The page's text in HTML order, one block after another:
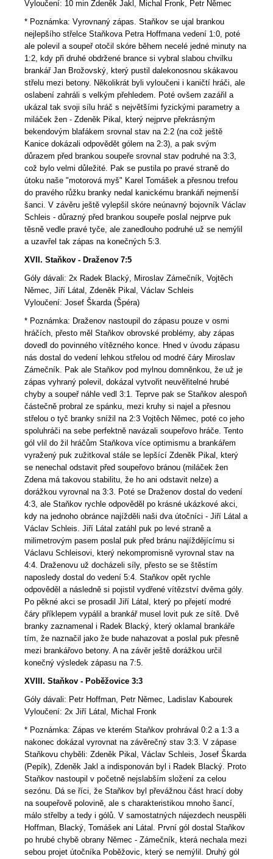
Vyloučení: 10 min Zdeněk Jakl, Michal Fronk, Petr Němec
* Poznámka: Vyrovnaný zápas. Staňkov se ujal brankou
nejlepšího střelce Staňkova Petra Hoffmana vedení 1:0, poté
ale polevil a soupeř otočil skóre během necelé jedné minuty na
1:2, kdy při druhé obdržené brance si vybral slabou chvilku
brankář Jan Brožovský, který pustil dalekonosnou skákavou
střelu mezi betony. Několikrát byli vyloučeni i kaničtí hráči, ale
oslabení zahráli s velkým přehledem. Poté ovšem zazářil a
ukázal tak svoji sílu hráč s největšími fyzickými parametry a
miláček žen - Zdeněk Pikal, který nejprve překrásným
bekendovým blafákem srovnal stav na 2:2 (na což ještě
Kanice dokázali odpovědět gólem na 2:3), a pak svým
důrazem před brankou soupeře srovnal stav podruhé na 3:3,
což bylo velmi důležité. Pak se pustila po pravé straně do
útoku naše "motorová myš" Karel Tomášek a přesnou trefou
do pravého růžku branky nedal kanickému brankáři nejmenší
šanci. V závěru ještě vylepšil skóre neúnavný bojovník Václav
Schleis - důrazný před brankou soupeře poslal nejprve puk
těsně vedle pravé tyče, ale zanedlouho podruhé už se nemýlil
a uzavřel tak zápas na konečných 5:3.
XVII. Staňkov - Draženov 7:5
Góly dávali: 2x Radek Blacký, Miroslav Zámečník, Vojtěch
Němec, Jiří Látal, Zdeněk Pikal, Václav Schleis
Vyloučení: Josef Škarda (Špéra)
* Poznámka: Draženov nastoupil do zápasu pouze v osmi
hráčích, přesto měl Staňkov obrovské problémy, aby zápas
dovedl do povinného vítězného konce. Hned v úvodu zápasu
nás dostal do vedení lehkou střelou od modré čáry Miroslav
Zámečník. Pak ale Staňkov pod mylnou domněnkou, že už je
zápas vyhraný polevil, dokázal vytvořit neuvěřitelné hrubé
chyby a soupeř náhle vedl 3:1. Teprve pak se Staňkov alespoň
částečně probral ze spánku, mezi kruhy si najel a přesnou
střelou o tyč branky snížil na 2:3 Vojtěch Němec, poté co jeho
spoluhráči na sebe perfektně navázali soupeřovo hráče. Tento
gól vlil do žil hráčům Staňkova více optimismu a brankářem
vyražený puk zužitkoval stále se lepšící Zdeněk Pikal, který
se nenechal odstavit před soupeřovo bránou (miláček žen
Zdena má takovou stabilitu, že ho ani odstavit nelze) a
dorážkou vyrovnal na 3:3. Poté se Draženov dostal do vedení
4:3, ale Staňkov rychle odpověděl po krásné ukázkové akci,
kdy na jednoho obránce najížděli naši dva útočníci - Jiří Látal a
Václav Schleis. Jiří Látal zatáhl puk po levé straně a
milimetrovým pasem poslal puk před bránu najíždějícímu si
Václavu Schleisovi, který nekompromisně vyrovnal stav na
4:4. Draženovu už docházeli síly, přesto se se štěstím
naposledy dostal do vedení 5:4. Staňkov opět rychle
odpověděl a následně si pojistil vydřené vítězství dvěma góly.
Po pěkné akci se prosadil Jiří Látal, který po přejetí modré
čáry příklepem vypálil a brankář musel lovit puk ze sítě. Dvě
branky zaznamenal i Radek Blacký, který oklamal brankáře
tím, že naznačil jako že bude nahazovat a poslal puk přesně
mezi brankářovo betony. A na závěr ještě dorážkou určil
konečný výsledek zápasu na 7:5.
XVIII. Staňkov - Poběžovice 3:3
Góly dávali: Petr Hoffman, Petr Němec, Ladislav Kabourek
Vyloučení: 2x Jiří Látal, Michal Fronk
* Poznámka: Zápas ve kterém Staňkov prohrával 0:2 a 1:3 a
nakonec dokázal vyrovnat na závěrečný stav 3:3. V zápase
Staňkovu chyběli: Zdeněk Pikal, Václav Schleis, Josef Škarda
(Pepík), Zdeněk Jakl a indisponován byl i Radek Blacký. Proto
Staňkov nastoupil v početně nejslabším složení za celou
sezónu. Dá se říci, že Staňkov byl převážnou část hrací doby
na soupeřově polovině, ale s charakteristikou mnoho šancí,
málo střelby a tedy i gólů. V samostatných nájezdech neuspěli
Hoffman, Blacký, Tomášek ani Látal. První gól dostal Staňkov
po hrubé chybě obrany Němec - Zámečník, která nechala mezi
sebou projet útočníka Poběžovic, který se nemýlil. Druhý gól